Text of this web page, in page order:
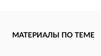
МАТЕРИАЛЫ ПО ТЕМЕ